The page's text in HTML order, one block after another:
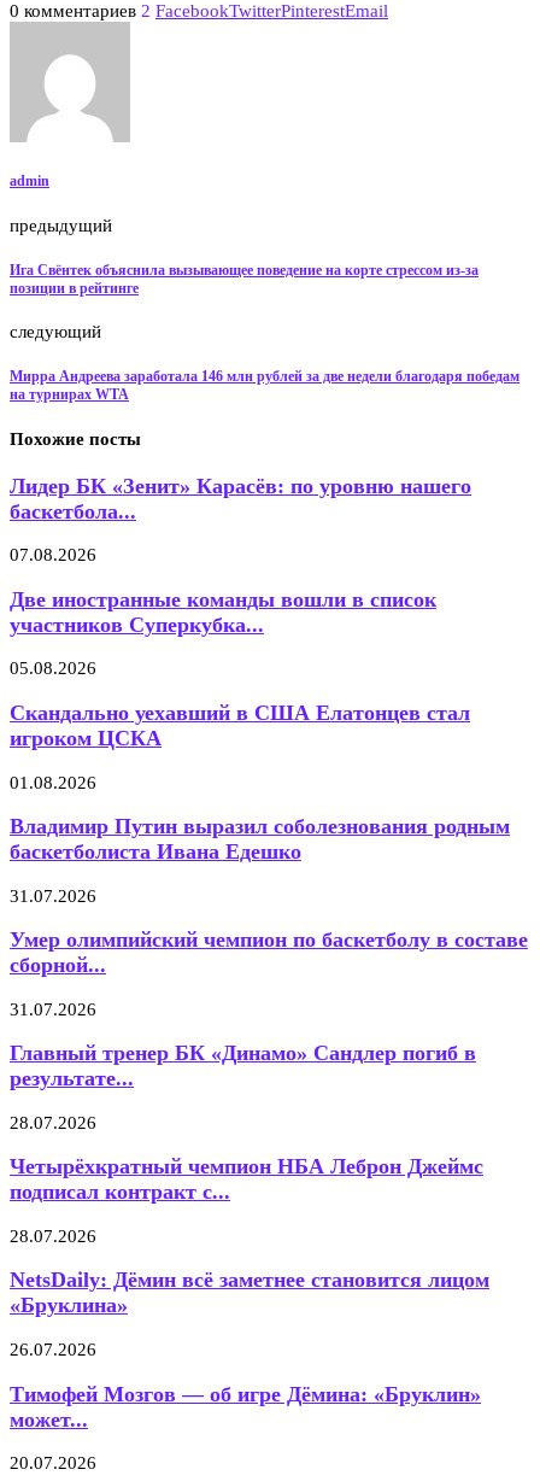
0 комментариев 2 FacebookTwitterPinterestEmail
admin
предыдущий
Ига Свёнтек объяснила вызывающее поведение на корте стрессом из-за
позиции в рейтинге
следующий
Мирра Андреева заработала 146 млн рублей за две недели благодаря победам
на турнирах WTA
Похожие посты
Лидер БК «Зенит» Карасёв: по уровню нашего
баскетбола...
07.08.2026
Две иностранные команды вошли в список
участников Суперкубка...
05.08.2026
Скандально уехавший в США Елатонцев стал
игроком ЦСКА
01.08.2026
Владимир Путин выразил соболезнования родным
баскетболиста Ивана Едешко
31.07.2026
Умер олимпийский чемпион по баскетболу в составе
сборной...
31.07.2026
Главный тренер БК «Динамо» Сандлер погиб в
результате...
28.07.2026
Четырёхкратный чемпион НБА Леброн Джеймс
подписал контракт с...
28.07.2026
NetsDaily: Дёмин всё заметнее становится лицом
«Бруклина»
26.07.2026
Тимофей Мозгов — об игре Дёмина: «Бруклин»
может...
20.07.2026